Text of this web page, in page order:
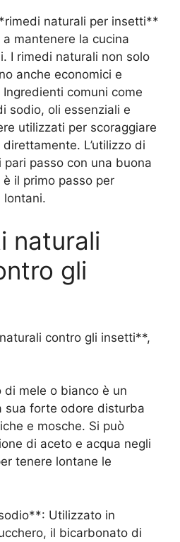
naturali per insetti**
mantenere la cucina
I rimedi naturali non solo
anche economici e
comuni come
sodio, oli essenziali e
utilizzati per scoraggiare
L’utilizzo di
passo con una buona
il primo passo per
lontani.
naturali
gli
contro gli insetti**,
di mele o bianco è un
sua forte odore disturba
e mosche. Si può
di aceto e acqua negli
tenere lontane le
Utilizzato in
il bicarbonato di